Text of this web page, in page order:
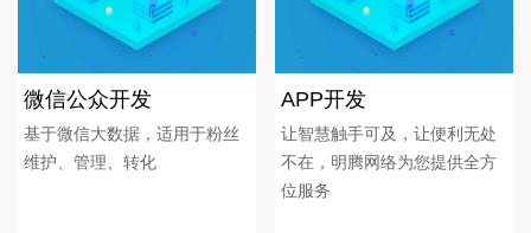
微信公众开发
基于微信大数据，适用于粉丝
维护、管理、转化
APP开发
让智慧触手可及，让便利无处
不在，明腾网络为您提供全方
位服务